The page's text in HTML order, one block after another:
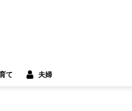
て 夫婦